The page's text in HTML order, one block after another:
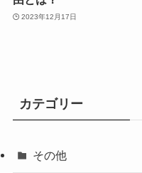
2023年12月17日
カテゴリー
その他